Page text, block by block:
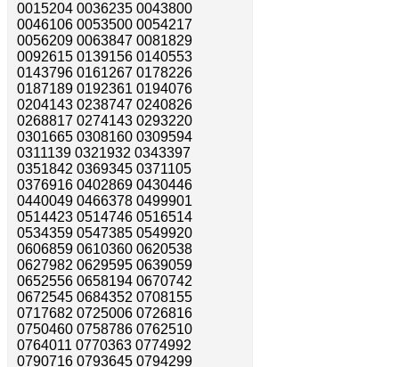
0015204 0036235 0043800
0046106 0053500 0054217
0056209 0063847 0081829
0092615 0139156 0140553
0143796 0161267 0178226
0187189 0192361 0194076
0204143 0238747 0240826
0268817 0274143 0293220
0301665 0308160 0309594
0311139 0321932 0343397
0351842 0369345 0371105
0376916 0402869 0430446
0440049 0466378 0499901
0514423 0514746 0516514
0534359 0547385 0549920
0606859 0610360 0620538
0627982 0629595 0639059
0652556 0658194 0670742
0672545 0684352 0708155
0717682 0725006 0726816
0750460 0758786 0762510
0764011 0770363 0774992
0790716 0793645 0794299